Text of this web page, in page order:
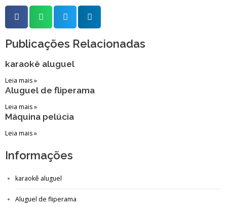
Publicações Relacionadas
karaokê aluguel
Leia mais »
Aluguel de fliperama
Leia mais »
Máquina pelúcia
Leia mais »
Informações
karaokê aluguel
Aluguel de fliperama